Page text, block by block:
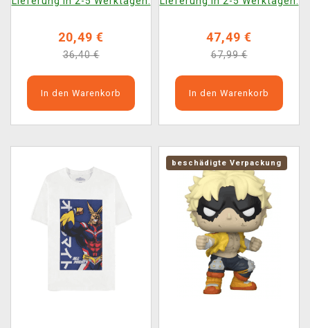
20,49 €
36,40 €
In den Warenkorb
47,49 €
67,99 €
In den Warenkorb
beschädigte Verpackung